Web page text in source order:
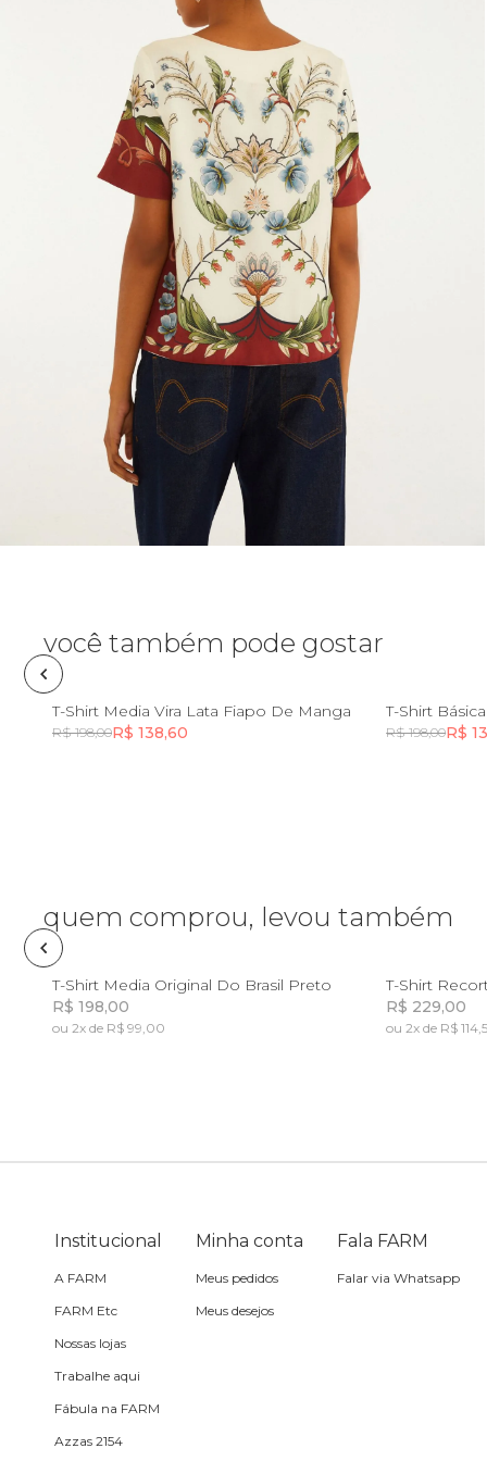
Frescobol
Lancheira
Lenço
Mala
Meia
Necessaire
Óculos de sol
Pin e patch
incensário
Porta
você também pode gostar
PP P M GG
T-Shirt Media Vira Lata Fiapo De Manga
R$ 198,00R$ 138,60
PP
T-Shirt
R$ 198,00R$
quem comprou, levou também
PP P M G GG
T-Shirt Media Original Do Brasil Preto
R$ 198,00
ou 2x de R$ 99,00
T-Shirt
R$ 229,00
ou 2x de R$
Institucional
A FARM
FARM Etc
Nossas lojas
Trabalhe aqui
Fábula na FARM
Azzas 2154
Minha conta
Meus pedidos
Meus desejos
Fala FARM
Falar via Whatsapp